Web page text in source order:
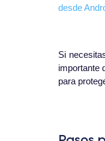
desde
Si
importante
para